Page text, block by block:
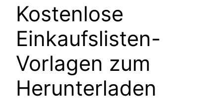
Kostenlose
Einkaufslisten-
Vorlagen zum
Herunterladen